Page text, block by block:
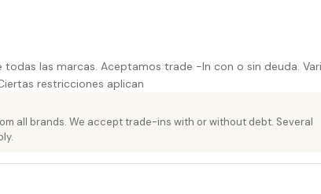
todas las marcas. Aceptamos trade -In con o sin deuda.
restricciones aplican
all brands. We accept trade-ins with or without debt. Several